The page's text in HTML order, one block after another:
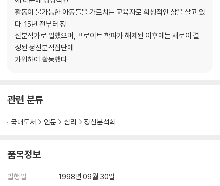
활동이 불가능한 아동들을 가르치는 교육자로 희생적인 삶을 살고 있
다. 15년 전부터 정
신분석가로 일했으며, 프로이트 학파가 해제된 이후에는 새로이 결
성된 정신분석집단에
가입하여 활동했다.
관련 분류
국내도서 인문 심리 정신분석학
품목정보
발행일
1998년 09월 30일